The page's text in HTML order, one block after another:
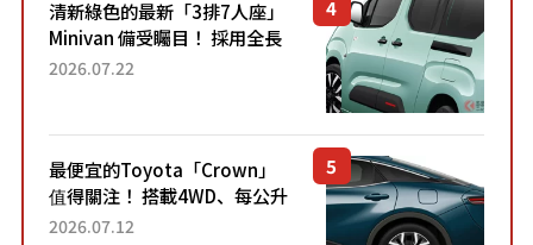
清新綠色的最新「3排7人座」
Minivan 備受矚目！ 採用全長
4.7公尺剛剛好的車身尺寸與
2026.07.22
最便宜的Toyota「Crown」
值得關注！ 搭載4WD、每公升
22.4公里低油耗表現超亮眼！
2026.07.12